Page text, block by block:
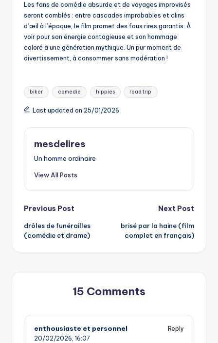
Les fans de comédie absurde et de voyages improvisés
seront comblés : entre cascades improbables et clins
d’œil à l’époque, le film promet des fous rires garantis. À
voir pour son énergie contagieuse et son hommage
coloré à une génération mythique. Un pur moment de
divertissement, à consommer sans modération !
Tags:
biker comedie hippies road trip
Last updated on 25/01/2026
mesdelires
Un homme ordinaire
View All Posts
Post
navigation
Previous Post
drôles de funérailles
(comédie et drame)
Next Post
brisé par la haine (film
complet en français)
15 Comments
enthousiaste et personnel
Reply
20/02/2026, 16:07